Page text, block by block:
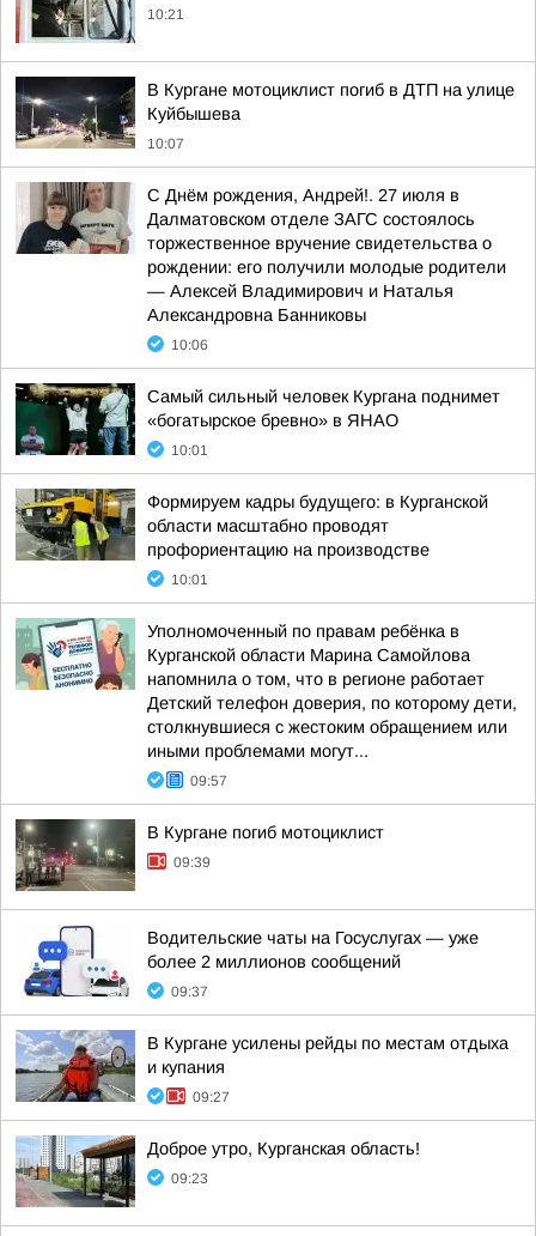
10:21
В Кургане мотоциклист погиб в ДТП на улице
Куйбышева
10:07
С Днём рождения, Андрей!. 27 июля в
Далматовском отделе ЗАГС состоялось
торжественное вручение свидетельства о
рождении: его получили молодые родители
— Алексей Владимирович и Наталья
Александровна Банниковы
10:06
Самый сильный человек Кургана поднимет
«богатырское бревно» в ЯНАО
10:01
Формируем кадры будущего: в Курганской
области масштабно проводят
профориентацию на производстве
10:01
Уполномоченный по правам ребёнка в
Курганской области Марина Самойлова
напомнила о том, что в регионе работает
Детский телефон доверия, по которому дети,
столкнувшиеся с жестоким обращением или
иными проблемами могут...
09:57
В Кургане погиб мотоциклист
09:39
Водительские чаты на Госуслугах — уже
более 2 миллионов сообщений
09:37
В Кургане усилены рейды по местам отдыха
и купания
09:27
Доброе утро, Курганская область!
09:23